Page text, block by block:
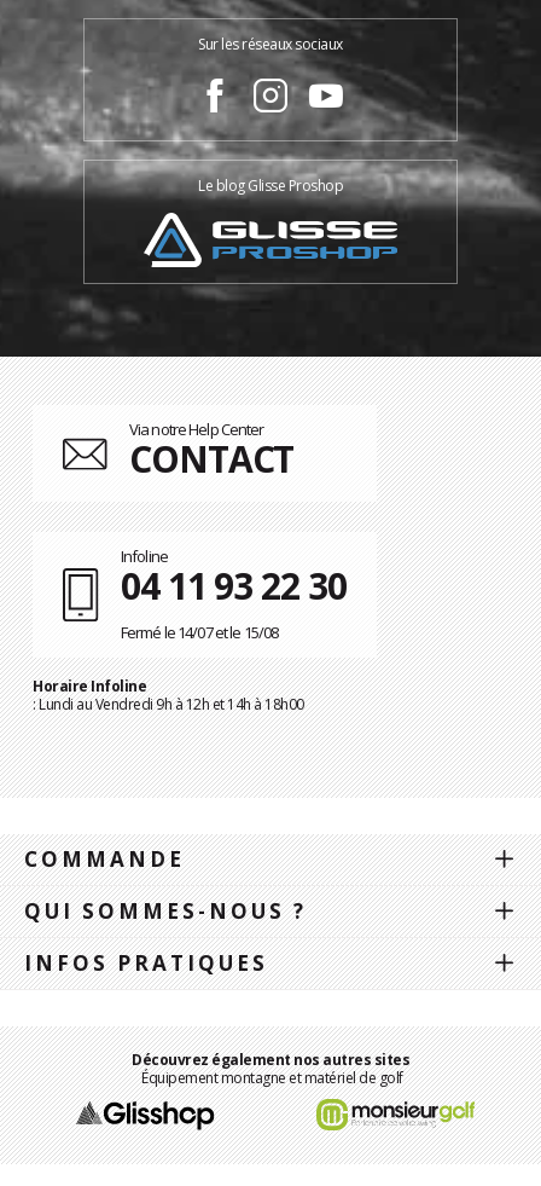
Sur les réseaux sociaux
Le blog Glisse Proshop
Via notre Help Center
CONTACT
Infoline
04 11 93 22 30
Fermé le 14/07 et le 15/08
Horaire Infoline
: Lundi au Vendredi 9h à 12h et 14h à 18h00
COMMANDE
QUI SOMMES-NOUS ?
INFOS PRATIQUES
Découvrez également nos autres sites
Équipement montagne et matériel de golf